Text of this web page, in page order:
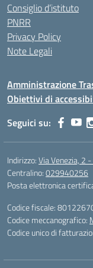
Consiglio d’istituto
PNRR
Privacy Policy
Note Legali
Amministrazione
Obiettivi di
Seguici su:
Indirizzo:Via Venezia, 2
Centralino:029940256
Posta elettronica
Codice fiscale:
Codice meccanografico:
Codice unico di